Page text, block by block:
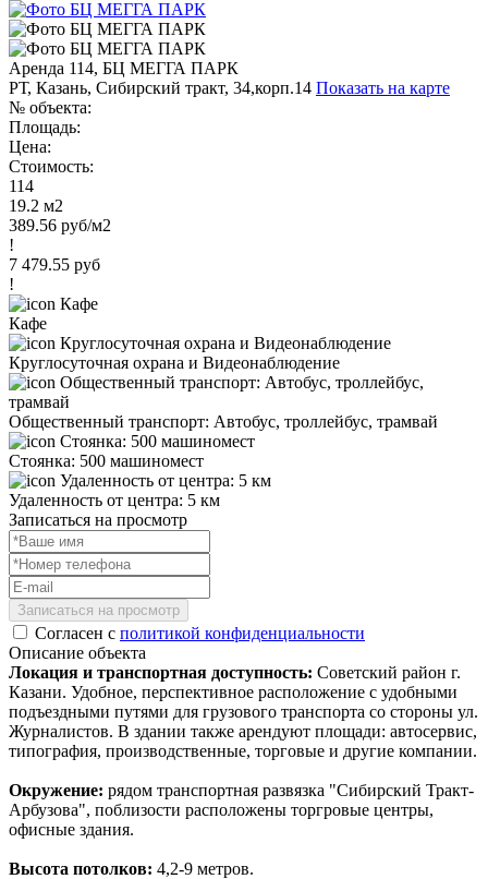
Аренда 114, БЦ МЕГГА ПАРК
РТ, Казань, Сибирский тракт, 34,корп.14 Показать на карте
№ объекта:
Площадь:
Цена:
Стоимость:
114
19.2 м2
389.56 руб/м2
!
7 479.55 руб
!
Кафе
Круглосуточная охрана и Видеонаблюдение
Общественный транспорт: Автобус, троллейбус, трамвай
Стоянка: 500 машиномест
Удаленность от центра: 5 км
Записаться на просмотр
Записаться на просмотр
Согласен с политикой конфиденциальности
Описание объекта
Локация и транспортная доступность: Советский район г.
Казани. Удобное, перспективное расположение с удобными
подъездными путями для грузового транспорта со стороны ул.
Журналистов. В здании также арендуют площади: автосервис,
типография, производственные, торговые и другие компании.
Окружение: рядом транспортная развязка "Сибирский Тракт-
Арбузова", поблизости расположены торгровые центры,
офисные здания.
Высота потолков: 4,2-9 метров.